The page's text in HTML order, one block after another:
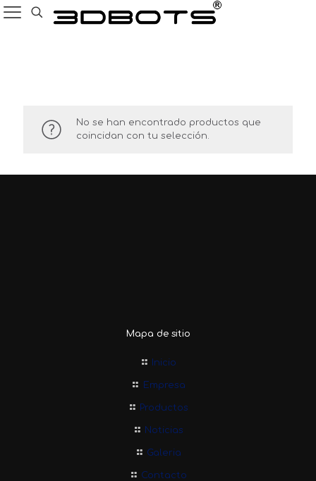
No se han encontrado productos que
coincidan con tu selección.
Mapa de sitio
Inicio
Empresa
Productos
Noticias
Galeria
Contacto